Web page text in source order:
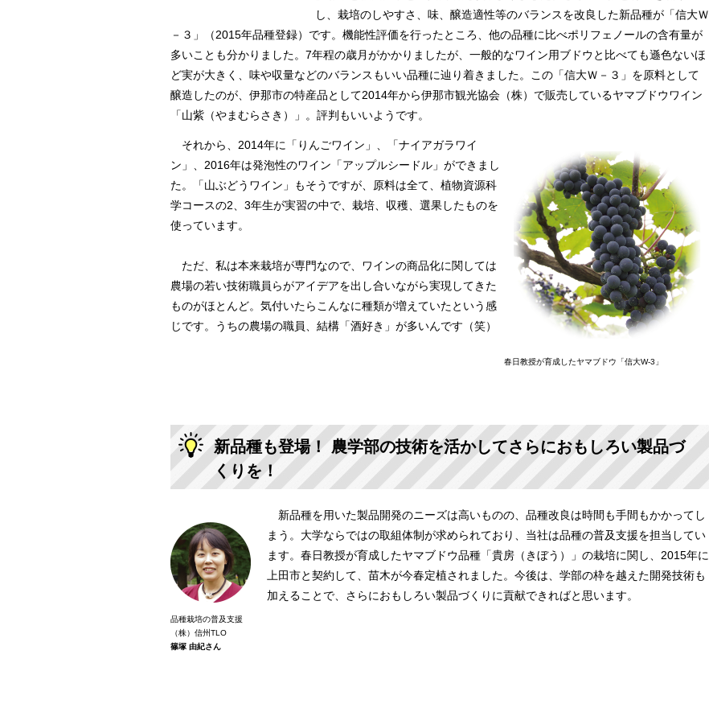
し、栽培のしやすさ、味、醸造適性等のバランスを改良した新品種が「信大Ｗ
－３」（2015年品種登録）です。機能性評価を行ったところ、他の品種に比べポリフェノールの含有量が
多いことも分かりました。7年程の歳月がかかりましたが、一般的なワイン用ブドウと比べても遜色ないほ
ど実が大きく、味や収量などのバランスもいい品種に辿り着きました。この「信大Ｗ－３」を原料として
醸造したのが、伊那市の特産品として2014年から伊那市観光協会（株）で販売しているヤマブドウワイン
「山紫（やまむらさき）」。評判もいいようです。
春日教授が育成したヤマブドウ「信大W-3」
それから、2014年に「りんごワイン」、「ナイアガラワイ
ン」、2016年は発泡性のワイン「アップルシードル」ができまし
た。「山ぶどうワイン」もそうですが、原料は全て、植物資源科
学コースの2、3年生が実習の中で、栽培、収穫、選果したものを
使っています。
ただ、私は本来栽培が専門なので、ワインの商品化に関しては
農場の若い技術職員らがアイデアを出し合いながら実現してきた
ものがほとんど。気付いたらこんなに種類が増えていたという感
じです。うちの農場の職員、結構「酒好き」が多いんです（笑）
新品種も登場！ 農学部の技術を活かしてさらにおもしろい製品づ
くりを！
品種栽培の普及支援
（株）信州TLO
篠塚 由紀さん
新品種を用いた製品開発のニーズは高いものの、品種改良は時間も手間もかかってし
まう。大学ならではの取組体制が求められており、当社は品種の普及支援を担当してい
ます。春日教授が育成したヤマブドウ品種「貴房（きぼう）」の栽培に関し、2015年に
上田市と契約して、苗木が今春定植されました。今後は、学部の枠を越えた開発技術も
加えることで、さらにおもしろい製品づくりに貢献できればと思います。